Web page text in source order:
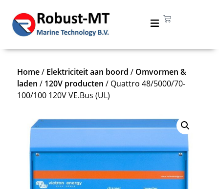
Home/ Elektriciteit aan boord / Omvormen &
laden / 120V producten / Quattro 48/5000/70-
100/100 120V VE.Bus (UL)